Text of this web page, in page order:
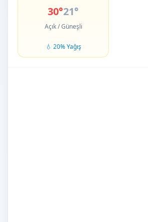
30°21°
Açık / Güneşli
💧 20% Yağış